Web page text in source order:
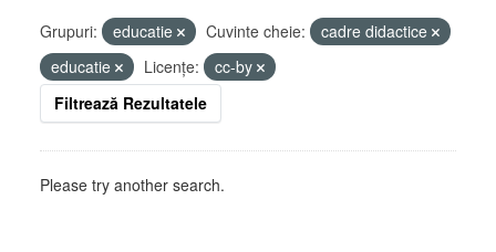
Grupuri: educatie Cuvinte cheie:
cadre didactice
educatie
Licenţe:
cc-by
Filtrează Rezultatele
Please try another search.